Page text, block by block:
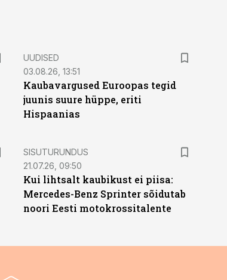
UUDISED
03.08.26, 13:51
Kaubavargused Euroopas tegid
juunis suure hüppe, eriti
Hispaanias
ST
SISUTURUNDUS
21.07.26, 09:50
Kui lihtsalt kaubikust ei piisa:
Mercedes-Benz Sprinter sõidutab
noori Eesti motokrossitalente